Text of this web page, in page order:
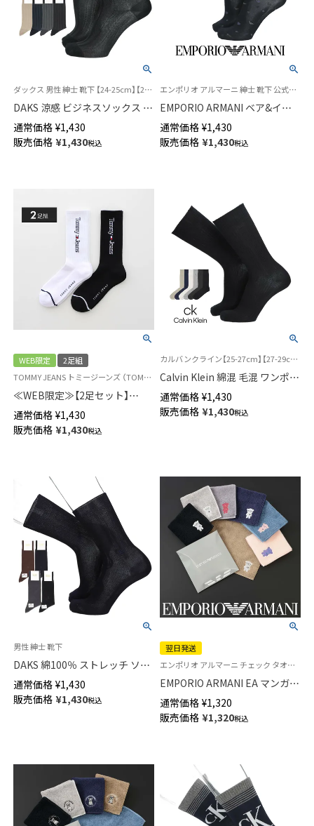
ダックス 男性 紳士 靴下 【24-25cm】【25-26cm】【27-28cm】
DAKS 涼感 ビジネスソックス 足
底鹿の子編み 履き口ゆったり
かかとしっかりホールド バーズ
アイストライプ クルー丈 メン
通常価格 ¥1,430
販売価格 ¥1,430税込
エンポリオ アルマーニ 紳士 靴下 公式ショップ
EMPORIO ARMANI ベア&イー
グル レジメンタルドット柄 ク
ルー丈 ビジネス ソックス メン
ズ 02312535
通常価格 ¥1,430
販売価格 ¥1,430税込
WEB限定
2足組
TOMMY JEANS トミージーンズ （TOMMY HILFIGER トミーヒルフィガー） メンズ ソックス 靴下 2足セット
≪WEB限定≫【2足セット】
Tommy Jeans 足底パイル カジ
ュアル ソックス メンズ
92554030
通常価格 ¥1,430
販売価格 ¥1,430税込
カルバンクライン【25-27cm】【27-29cm】紳士 靴下
Calvin Klein 綿混 毛混 ワンポイ
ント クルー丈 ソックス メンズ
02542105
通常価格 ¥1,430
販売価格 ¥1,430税込
男性 紳士 靴下
DAKS 綿100％ ストレッチ ソフ
トフィット ワイド補強 ワンポ
イント クルー丈 リブ ビジネス
ソックス メンズ 日本製
通常価格 ¥1,430
販売価格 ¥1,430税込
翌日発送
エンポリオ アルマーニ チェック タオル ハンドタオル ハンカチ ブランド プレゼント 転勤 送別
EMPORIO ARMANI EA マンガベ
ア 綿100％ ミニタオル メンズ
【365日最短翌日発送】
02340025
通常価格 ¥1,320
販売価格 ¥1,320税込